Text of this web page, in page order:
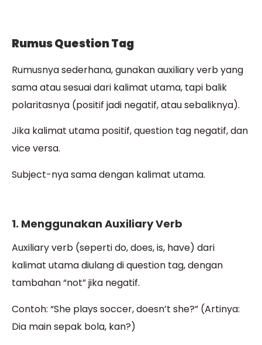
Rumus Question Tag
Rumusnya sederhana, gunakan auxiliary verb yang
sama atau sesuai dari kalimat utama, tapi balik
polaritasnya (positif jadi negatif, atau sebaliknya).
Jika kalimat utama positif, question tag negatif, dan
vice versa.
Subject-nya sama dengan kalimat utama.
1. Menggunakan Auxiliary Verb
Auxiliary verb (seperti do, does, is, have) dari
kalimat utama diulang di question tag, dengan
tambahan “not” jika negatif.
Contoh: “She plays soccer, doesn’t she?” (Artinya:
Dia main sepak bola, kan?)